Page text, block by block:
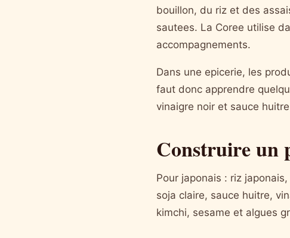
bouillon, du riz et des
sautees. La Coree utilise
accompagnements.
Dans une epicerie, les
faut donc apprendre
vinaigre noir et sauce
Construire un
Pour japonais : riz
soja claire, sauce huitre,
kimchi, sesame et algues